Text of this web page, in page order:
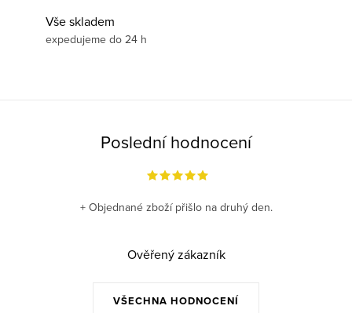
Vše skladem
expedujeme do 24 h
Poslední hodnocení
VŠECHNA HODNOCENÍ
+ Objednané zboží přišlo na druhý den.
Ověřený zákazník